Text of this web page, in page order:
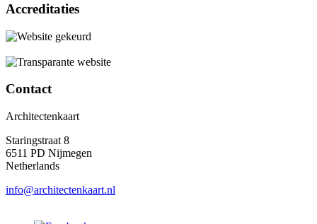
Accreditaties
Contact
Architectenkaart
Staringstraat 8
6511 PD Nijmegen
Netherlands
info@architectenkaart.nl